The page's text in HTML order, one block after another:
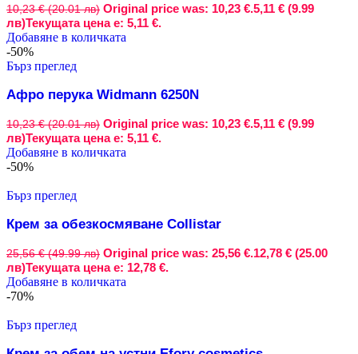
10,23 € (20.01 лв) Original price was: 10,23 €.5,11 € (9.99
лв)Текущата цена е: 5,11 €.
Добавяне в количката
-50%
Бърз преглед
Афро перука Widmann 6250N
10,23 € (20.01 лв) Original price was: 10,23 €.5,11 € (9.99
лв)Текущата цена е: 5,11 €.
Добавяне в количката
-50%
Бърз преглед
Крем за обезкосмяване Collistar
25,56 € (49.99 лв) Original price was: 25,56 €.12,78 € (25.00
лв)Текущата цена е: 12,78 €.
Добавяне в количката
-70%
Бърз преглед